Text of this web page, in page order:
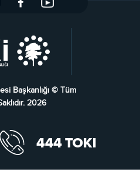
Başkanlığı © Tüm
2026